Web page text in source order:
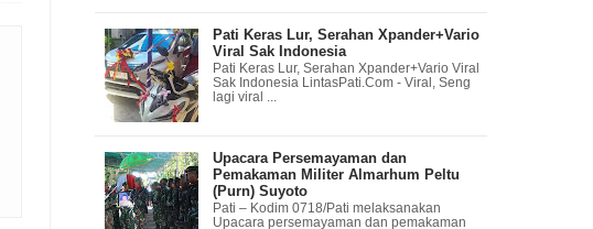
Pati Keras Lur, Serahan Xpander+Vario
Viral Sak Indonesia
Pati Keras Lur, Serahan Xpander+Vario Viral
Sak Indonesia LintasPati.Com - Viral, Seng
lagi viral ...
Upacara Persemayaman dan
Pemakaman Militer Almarhum Peltu
(Purn) Suyoto
Pati – Kodim 0718/Pati melaksanakan
Upacara persemayaman dan pemakaman